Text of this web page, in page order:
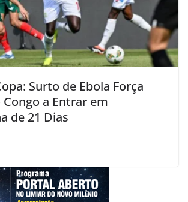
Surto de Ebola Força
Congo a Entrar em
de 21 Dias